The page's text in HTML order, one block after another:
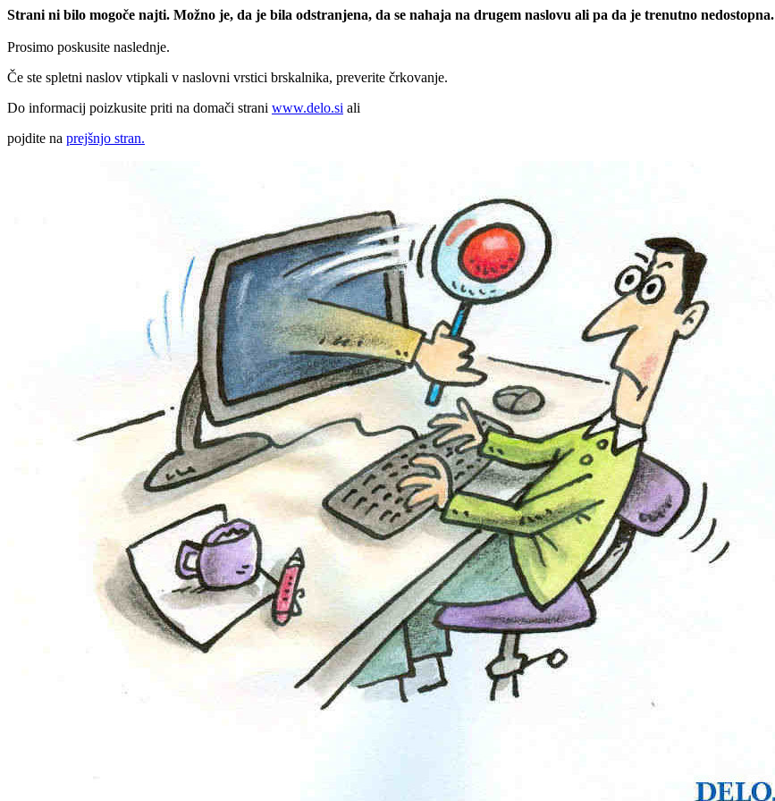
Strani ni bilo mogoče najti. Možno je, da je bila odstranjena, da se nahaja na drugem naslovu ali pa da je trenutno nedostopna.
Prosimo poskusite naslednje.
Če ste spletni naslov vtipkali v naslovni vrstici brskalnika, preverite črkovanje.
Do informacij poizkusite priti na domači strani www.delo.si ali
pojdite na prejšnjo stran.